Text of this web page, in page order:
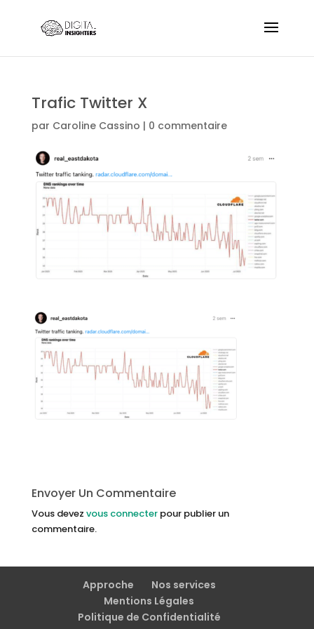
Trafic Twitter X
par Caroline Cassino | 0 commentaire
Envoyer Un Commentaire
Vous devez vous connecterpour publier un
commentaire.
Approche
Nos services
Mentions Légales
Politique de Confidentialité